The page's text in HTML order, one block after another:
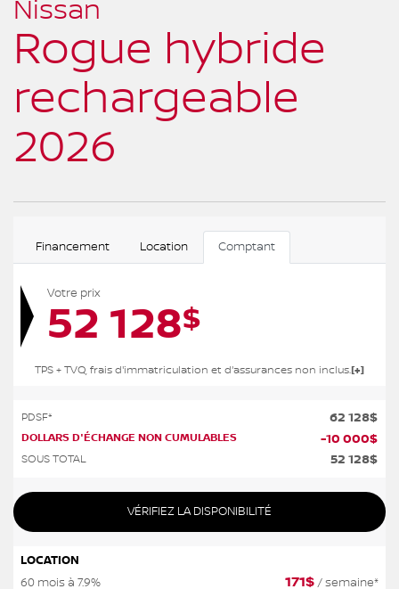
Nissan
Rogue hybride
rechargeable
2026
Financement Location Comptant
Votre prix
52 128$
TPS + TVQ, frais d'immatriculation et d'assurances non inclus.
PDSF* 62 128$
DOLLARS D'ÉCHANGE NON CUMULABLES -10 000$
SOUS TOTAL 52 128$
VÉRIFIEZ LA DISPONIBILITÉ
LOCATION
60 mois à 7.9%
171$ / semaine*